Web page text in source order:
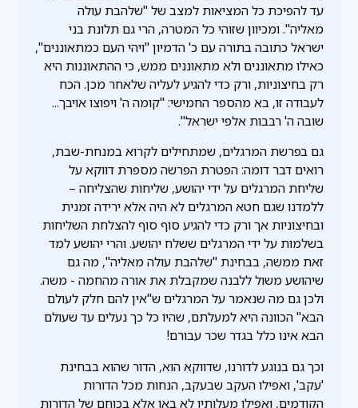
עד להפיכת כל המציאות למצב של "שלהבת עולה
מאליה". ומכיוון שזוהי כל המטרה, הרי גם תלונת בני
ישראל כתובה בתורה עם כ' הדמיון "ויהי העם כמתאוננים",
כאילו מתאוננים ולא מתאוננים ממש, כי ההתאוננות היא
רק בחיצוניות, ורק כדי להגיע לעליה שלאחר מכן. הכח
לעבודה זו, בא מהספר החמישי: "קומה ה' ויפוצו אויבך...
שובה ה' רבבות אלפי ישראל".
גם בפרשת המרגלים, שמתחילים לקרוא במנחת-שבת,
רואים דבר דומה: הפטרת הפרשה מספרת דווקא על
שליחת המרגלים על ידי יהושע, שליחות שהצליחה –
ללמדנו שגם חטא המרגלים לא היה אלא ירידה זמנית
ובחיצוניות אך ורק כדי להגיע סוף סוף להצלחת השליחות
בשלמות על ידי המרגלים ששלח יהושע. והרי יהושע למד
זאת ממשה, בבחינת "שלהבת עולה מאליה", מה גם
שיהושע משול ללבנה שמקבלת את אורה מהחמה - משה.
ולכן גם מה שנאמר על המרגלים ש"אין להם חלק לעולם
הבא" הכוונה היא למעלתם, שהיו כל כך נעלים עד שעולם
הבא אינו כלל בגדר שכר עבורם!
וכך גם בנוגע לדורנו, שדווקא הוא, הדור שהוא בבחינת
'עקב', ואפילו העקב שבעקב, הנחות מכל הדורות
הקודמים, ואפילו מעלותיו לא באו אלא בכוחם של הדורות